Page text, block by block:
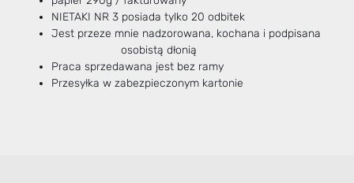
NIETAKI NR 3 posiada tylko 20 odbitek
Jest przeze mnie nadzorowana, kochana i
osobistą dłonią
Praca sprzedawana jest bez ramy
Przesyłka w zabezpieczonym kartonie